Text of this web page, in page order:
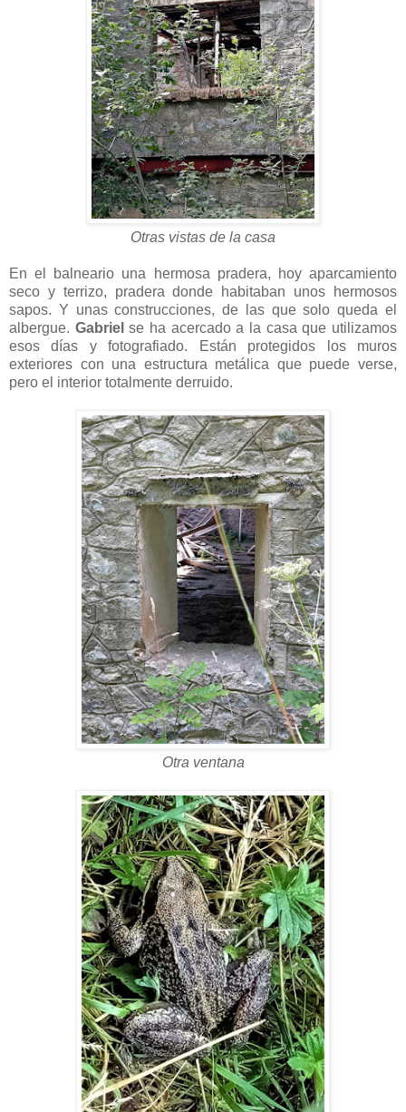
Otras vistas de la casa
En el balneario una hermosa pradera, hoy aparcamiento
seco y terrizo, pradera donde habitaban unos hermosos
sapos. Y unas construcciones, de las que solo queda el
albergue. Gabriel se ha acercado a la casa que utilizamos
esos días y fotografiado. Están protegidos los muros
exteriores con una estructura metálica que puede verse,
pero el interior totalmente derruido.
Otra ventana